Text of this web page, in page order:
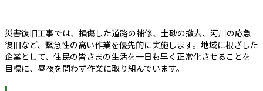
災害復旧工事では、損傷した道路の補修、土砂の撤去、河川の応急
復旧など、緊急性の高い作業を優先的に実施します。地域に根ざした
企業として、住民の皆さまの生活を一日も早く正常化させることを
目標に、昼夜を問わず作業に取り組んでいます。